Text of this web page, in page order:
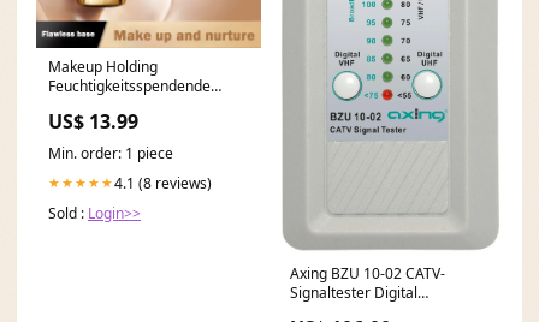
Makeup Holding
Feuchtigkeitsspendende
US$ 13.99
Min. order: 1 piece
★★★★★4.1 (8 reviews)
Sold : Login>>
Axing BZU 10-02 CATV-
Signaltester Digital